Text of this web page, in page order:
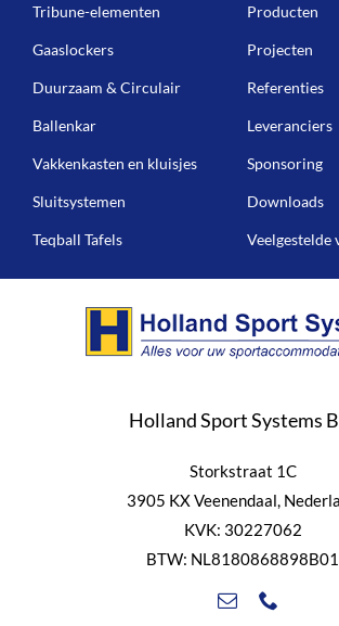
Tribune-elementen
Gaaslockers
Duurzaam & Circulair
Ballenkar
Vakkenkasten en kluisjes
Sluitsystemen
Teqball Tafels
Producten
Projecten
Referenties
Leveranciers
Sponsoring
Downloads
Veelgestelde
Holland Sport Systems
Storkstraat 1C
3905 KX Veenendaal,
KVK: 30227062
BTW: NL8180868898B01